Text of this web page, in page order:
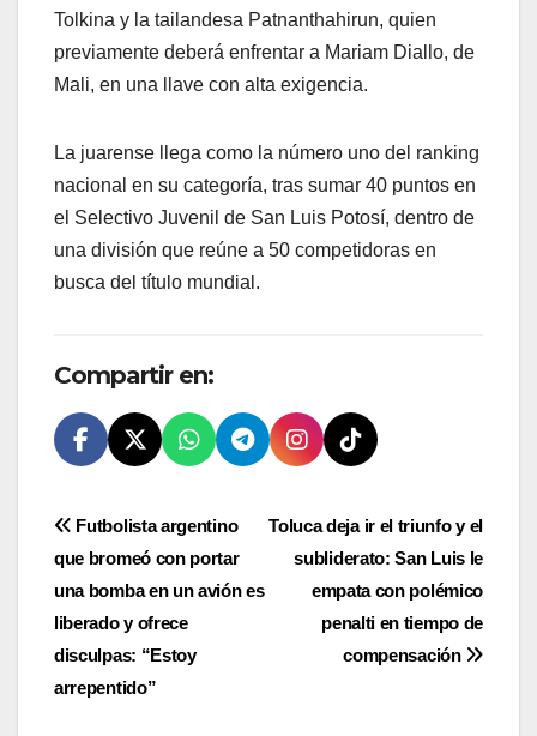
Tolkina y la tailandesa Patnanthahirun, quien
previamente deberá enfrentar a Mariam Diallo, de
Mali, en una llave con alta exigencia.
La juarense llega como la número uno del ranking
nacional en su categoría, tras sumar 40 puntos en
el Selectivo Juvenil de San Luis Potosí, dentro de
una división que reúne a 50 competidoras en
busca del título mundial.
Compartir en:
Navegación
de
entradas
Toluca deja ir el triunfo y el
subliderato: San Luis le
empata con polémico
penalti en tiempo de
compensación
Futbolista argentino
que bromeó con portar
una bomba en un avión es
liberado y ofrece
disculpas: “Estoy
arrepentido”